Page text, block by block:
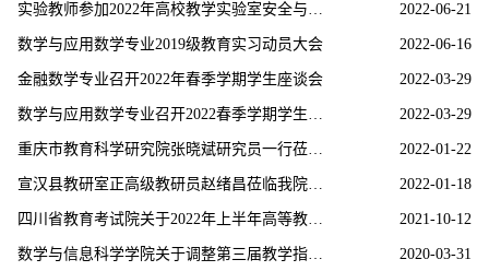
2022-06-21
实验教师参加2022年高校教学实验室安全与管理培训班
2022-06-16
数学与应用数学专业2019级教育实习动员大会
2022-03-29
金融数学专业召开2022年春季学期学生座谈会
2022-03-29
数学与应用数学专业召开2022春季学期学生座谈会
2022-01-22
重庆市教育科学研究院张晓斌研究员一行莅临我院交流指导
2022-01-18
宣汉县教研室正高级教研员赵绪昌莅临我院交流指导
2021-10-12
四川省教育考试院关于2022年上半年高等教育自学考试实践性环节考核和毕业论文答辩工作的通告
2020-03-31
数学与信息科学学院关于调整第三届教学指导分委员会的通知